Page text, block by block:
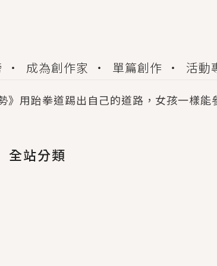
成為創作家 單篇創作 活動
》用跆拳道踢出自己的道路，女孩一樣能
作首選！有機會獲得豐富廣宣資源、專屬
提的，二婚嫁大佬，你哭什麼？》追妻
世界》炎熱的夏日、檸檬的香氣、互相愛
！特殊費洛蒙體質世界觀，無法抗拒的
鬼店》上班族買了房子模型，但現實中買
個人心中都有一個連自己也無法改變的永
全站分類